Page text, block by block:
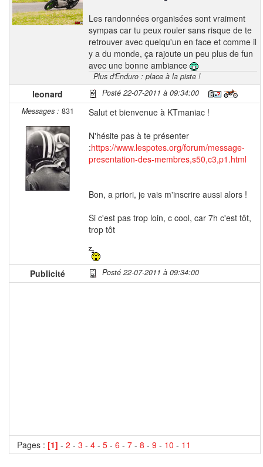
Les randonnées organisées sont vraiment
sympas car tu peux rouler sans risque de te
retrouver avec quelqu'un en face et comme il
y a du monde, ça rajoute un peu plus de fun
avec une bonne ambiance
Plus d'Enduro : place à la piste !
leonard
Posté 22-07-2011 à 09:34:00
Messages : 831
Salut et bienvenue à KTmaniac !
N'hésite pas à te présenter
:https://www.lespotes.org/forum/message-
presentation-des-membres,s50,c3,p1.html
Bon, a priori, je vais m'inscrire aussi alors !
Si c'est pas trop loin, c cool, car 7h c'est tôt,
trop tôt
Publicité Posté 22-07-2011 à 09:34:00
Pages : [1] - 2 - 3 - 4 - 5 - 6 - 7 - 8 - 9 - 10 - 11